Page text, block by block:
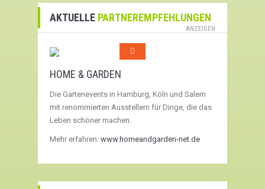
AKTUELLE PARTNEREMPFEHLUNGEN
ANZEIGEN
HOME & GARDEN
Die Gartenevents in Hamburg, Köln und Salem
mit renommierten Ausstellern für Dinge, die das
Leben schöner machen.
Mehr erfahren: www.homeandgarden-net.de